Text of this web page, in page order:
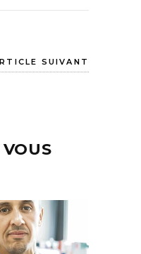
SUIVANT